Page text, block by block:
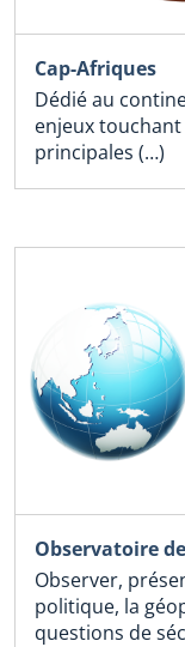
Cap-Afriques
Dédié au
enjeux
principales (…)
Observatoire de
Observer,
politique, la
questions de